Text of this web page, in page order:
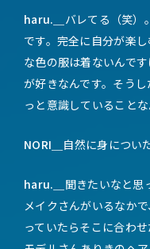
haru.＿ バレてる（笑）
です。完全に自分が楽
な色の服は着ないんで
が好きなんです。そう
っと意識していること
NORI＿ 自然に身につい
haru.＿ 聞きたいなと思
メイクさんがいるなか
っていたらそこに合わ